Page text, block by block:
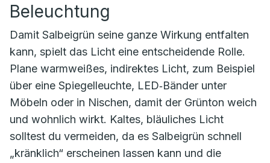
Beleuchtung
Damit Salbeigrün seine ganze Wirkung entfalten
kann, spielt das Licht eine entscheidende Rolle.
Plane warmweißes, indirektes Licht, zum Beispiel
über eine Spiegelleuchte, LED‑Bänder unter
Möbeln oder in Nischen, damit der Grünton weich
und wohnlich wirkt. Kaltes, bläuliches Licht
solltest du vermeiden, da es Salbeigrün schnell
„kränklich“ erscheinen lassen kann und die